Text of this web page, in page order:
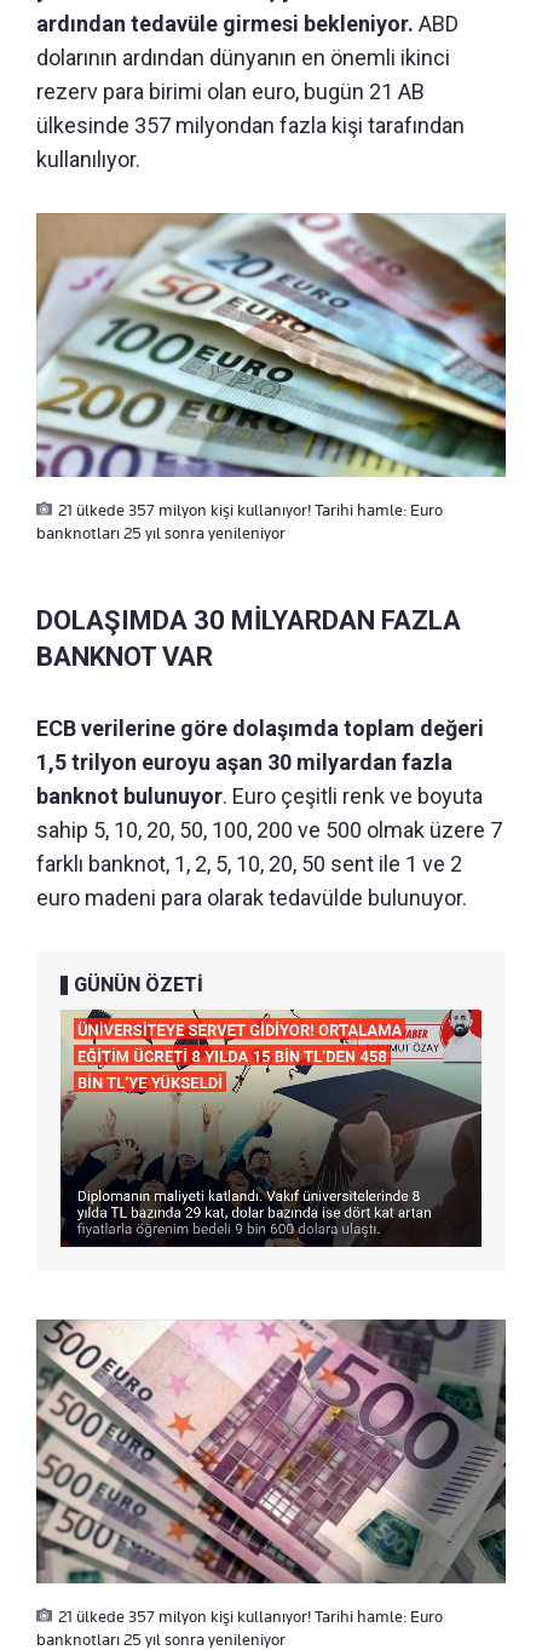
ardından tedavüle girmesi bekleniyor. ABD
dolarının ardından dünyanın en önemli ikinci
rezerv para birimi olan euro, bugün 21 AB
ülkesinde 357 milyondan fazla kişi tarafından
kullanılıyor.
21 ülkede 357 milyon kişi kullanıyor! Tarihi hamle: Euro
banknotları 25 yıl sonra yenileniyor
DOLAŞIMDA 30 MİLYARDAN FAZLA
BANKNOT VAR
ECB verilerine göre dolaşımda toplam değeri
1,5 trilyon euroyu aşan 30 milyardan fazla
banknot bulunuyor. Euro çeşitli renk ve boyuta
sahip 5, 10, 20, 50, 100, 200 ve 500 olmak üzere 7
farklı banknot, 1, 2, 5, 10, 20, 50 sent ile 1 ve 2
euro madeni para olarak tedavülde bulunuyor.
GÜNÜN ÖZETİ
21 ülkede 357 milyon kişi kullanıyor! Tarihi hamle: Euro
banknotları 25 yıl sonra yenileniyor